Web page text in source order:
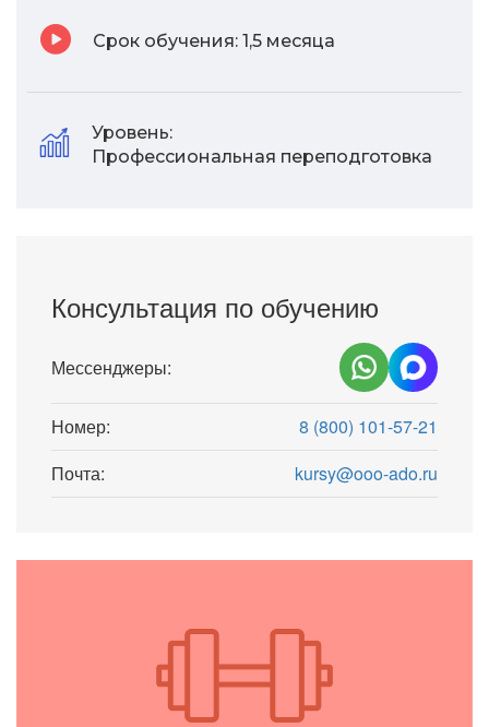
Срок обучения: 1,5 месяца
Уровень:
Профессиональная переподготовка
Консультация по обучению
Мессенджеры:
Номер:
8 (800) 101-57-21
Почта:
kursy@ooo-ado.ru